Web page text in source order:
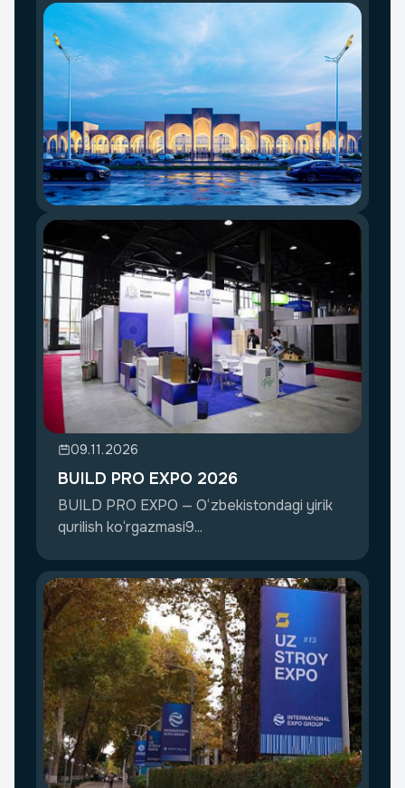
09.11.2026
BUILD PRO EXPO 2026
BUILD PRO EXPO — O‘zbekistondagi yirik
qurilish ko‘rgazmasi9...